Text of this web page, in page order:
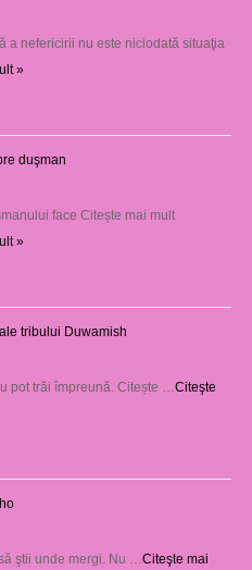
a nefericirii nu este niciodată situaţia
»
duşman
face Citește mai mult
»
tribului Duwamish
pot trăi împreună. Citește … Citeşte
ştii unde mergi. Nu … Citeşte mai